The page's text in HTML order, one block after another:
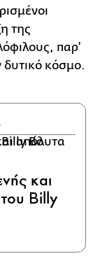
της
παρ'
δυτικό κόσμο.
και
του Billy